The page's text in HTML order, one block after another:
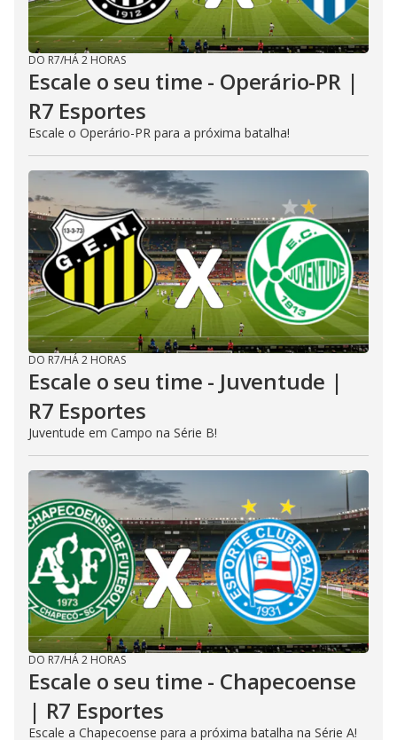
DO R7/HÁ 2 HORAS
Escale o seu time - Operário-PR |
R7 Esportes
Escale o Operário-PR para a próxima batalha!
DO R7/HÁ 2 HORAS
Escale o seu time - Juventude |
R7 Esportes
Juventude em Campo na Série B!
DO R7/HÁ 2 HORAS
Escale o seu time - Chapecoense
| R7 Esportes
Escale a Chapecoense para a próxima batalha na Série A!